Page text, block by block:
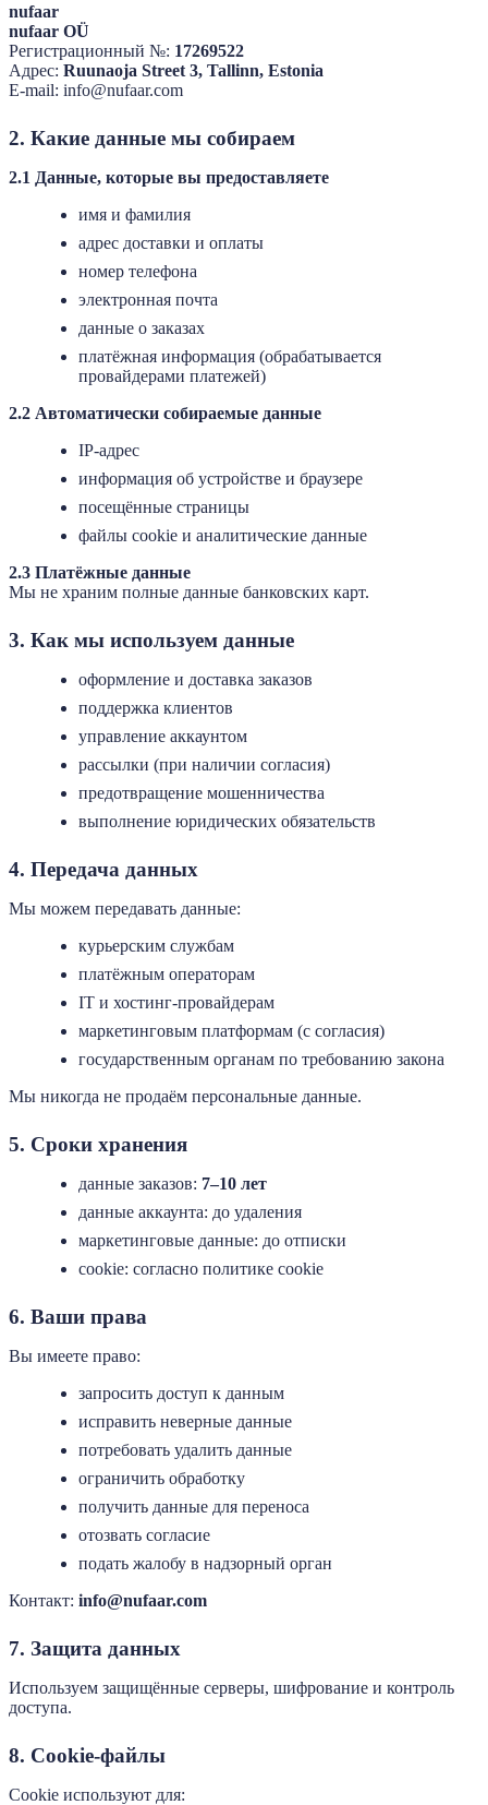
nufaar
nufaar OÜ
Регистрационный №: 17269522
Адрес: Ruunaoja Street 3, Tallinn, Estonia
E-mail: info@nufaar.com
2. Какие данные мы собираем
2.1 Данные, которые вы предоставляете
имя и фамилия
адрес доставки и оплаты
номер телефона
электронная почта
данные о заказах
платёжная информация (обрабатывается
провайдерами платежей)
2.2 Автоматически собираемые данные
IP-адрес
информация об устройстве и браузере
посещённые страницы
файлы cookie и аналитические данные
2.3 Платёжные данные
Мы не храним полные данные банковских карт.
3. Как мы используем данные
оформление и доставка заказов
поддержка клиентов
управление аккаунтом
рассылки (при наличии согласия)
предотвращение мошенничества
выполнение юридических обязательств
4. Передача данных
Мы можем передавать данные:
курьерским службам
платёжным операторам
IT и хостинг-провайдерам
маркетинговым платформам (с согласия)
государственным органам по требованию закона
Мы никогда не продаём персональные данные.
5. Сроки хранения
данные заказов: 7–10 лет
данные аккаунта: до удаления
маркетинговые данные: до отписки
cookie: согласно политике cookie
6. Ваши права
Вы имеете право:
запросить доступ к данным
исправить неверные данные
потребовать удалить данные
ограничить обработку
получить данные для переноса
отозвать согласие
подать жалобу в надзорный орган
Контакт: info@nufaar.com
7. Защита данных
Используем защищённые серверы, шифрование и контроль
доступа.
8. Cookie-файлы
Cookie используют для: